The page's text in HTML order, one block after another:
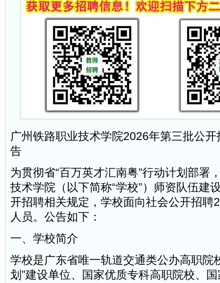
广州铁路职业技术学院2026年第三批公
告
为贯彻省“百万英才汇南粤”行动计划部署
技术学院（以下简称“学校”）师资队伍建
开招聘相关规定，学校面向社会公开招聘
人员。公告如下：
一、学校简介
学校是广东省唯一轨道交通类公办高职院
划”建设单位、国家优质专科高职院校、